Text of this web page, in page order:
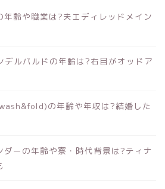
年齢や職業は?夫エディレッドメイン
ルバルドの年齢は?右目がオッドア
の年齢や年収は?結婚した
ダーの年齢や寮・時代背景は?ティナ